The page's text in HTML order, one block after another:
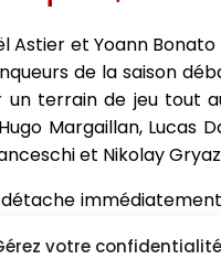
votre confidentialité
Astier et Yoann
de la saison
terrain de jeu tout
Margaillan, Lucas
et Nikolay
et si Astier
Bonato qui conclut